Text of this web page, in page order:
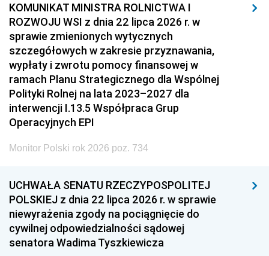
KOMUNIKAT MINISTRA ROLNICTWA I
ROZWOJU WSI z dnia 22 lipca 2026 r. w
sprawie zmienionych wytycznych
szczegółowych w zakresie przyznawania,
wypłaty i zwrotu pomocy finansowej w
ramach Planu Strategicznego dla Wspólnej
Polityki Rolnej na lata 2023–2027 dla
interwencji I.13.5 Współpraca Grup
Operacyjnych EPI
Monitor Polski rok 2026 poz. 734
UCHWAŁA SENATU RZECZYPOSPOLITEJ
POLSKIEJ z dnia 22 lipca 2026 r. w sprawie
niewyrażenia zgody na pociągnięcie do
cywilnej odpowiedzialności sądowej
senatora Wadima Tyszkiewicza